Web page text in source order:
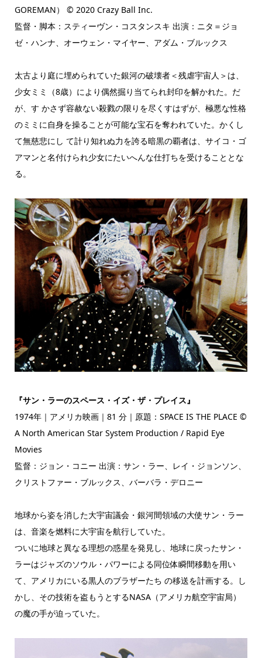
GOREMAN） © 2020 Crazy Ball Inc.
監督・脚本：スティーヴン・コスタンスキ 出演：ニタ＝ジョ
ゼ・ハンナ、オーウェン・マイヤー、アダム・ブルックス
太古より庭に埋められていた銀河の破壊者＜残虐宇宙人＞は、
少女ミミ（8歳）により偶然掘り当てられ封印を解かれた。だ
が、す かさず容赦ない殺戮の限りを尽くすはずが、極悪な性格
のミミに自身を操ることが可能な宝石を奪われていた。かくし
て無慈悲にし て計り知れぬ力を誇る暗黒の覇者は、サイコ・ゴ
アマンと名付けられ少女にたいへんな仕打ちを受けることとな
る。
『サン・ラーのスペース・イズ・ザ・プレイス』
1974年｜アメリカ映画｜81 分｜原題：SPACE IS THE PLACE ©
A North American Star System Production / Rapid Eye
Movies
監督：ジョン・コニー 出演：サン・ラー、レイ・ジョンソン、
クリストファー・ブルックス、バーバラ・デロニー
地球から姿を消した大宇宙議会・銀河間領域の大使サン・ラー
は、音楽を燃料に大宇宙を航行していた。
ついに地球と異なる理想の惑星を発見し、地球に戻ったサン・
ラーはジャズのソウル・パワーによる同位体瞬間移動を用い
て、アメリカにいる黒人のブラザーたち の移送を計画する。し
かし、その技術を盗もうとするNASA（アメリカ航空宇宙局）
の魔の手が迫っていた。